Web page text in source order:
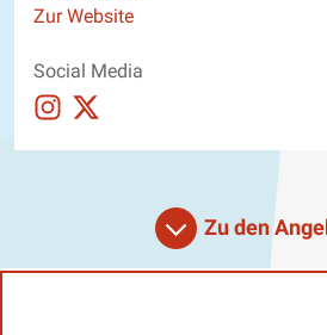
Website
Zur Website
Social Media
Auftritt auf Instagram ansehen
Auftritt auf X_twitter ansehen
Zu den